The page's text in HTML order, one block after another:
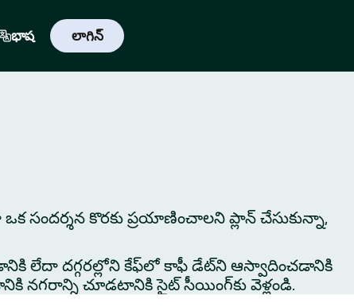
భాష లాగిన్
ఒక సందర్శన కొరకు ప్రయాణించాలని ప్లాన్ చేసుకున్నా,
లేదా దగ్గరల్లోని కేఫ్‌లో కాఫీ డేట్‌ని ఆస్వాదించడానికి
నగరాన్ని చూడటానికి సైట్ సీయింగ్‌కు వెళ్లండి.